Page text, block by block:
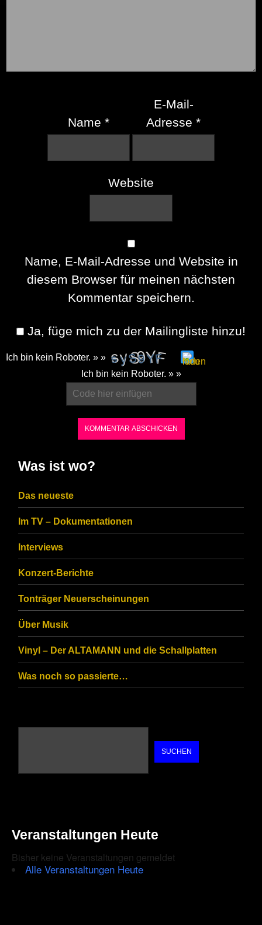
Name *
E-Mail-
Adresse*
Website
Name, E-Mail-Adresse und Website in
diesem Browser für meinen nächsten
Kommentar speichern.
Ja, füge mich zu der Mailingliste hinzu!
Ich bin kein Roboter. » »
CAPTCHA
ensure
that
you
are
human.
Ich bin kein Roboter. » »
Was ist wo?
Das neueste
Im TV – Dokumentationen
Interviews
Konzert-Berichte
Tonträger Neuerscheinungen
Über Musik
Vinyl – Der ALTAMANN und die Schallplatten
Was noch so passierte…
SUCHEN
Veranstaltungen Heute
Bisher keine Veranstaltungen gemeldet
Alle Veranstaltungen Heute